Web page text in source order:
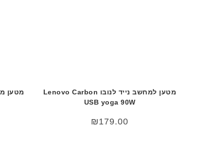
מטען למחשב נייד לנובו Lenovo Carbon
USB yoga 90W
₪179.00